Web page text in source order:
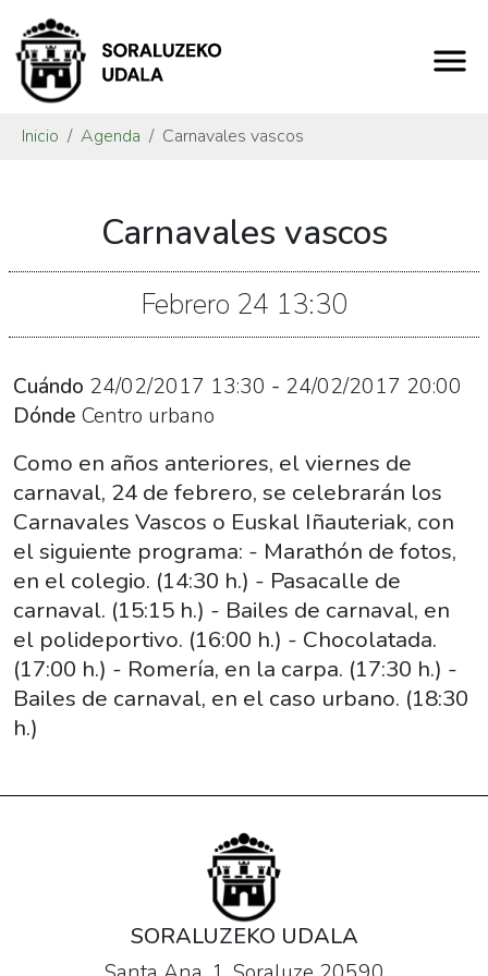
Inicio Agenda Carnavales vascos
02-
24T14:30:00+01:00
2017-
24T21:00:00+01:00
Como
en
años
anteriores,
el
viernes
de
carnaval,
24
Carnavales vascos
Febrero 24 13:30
Cuándo 24/02/2017 13:30 - 24/02/2017 20:00
Dónde Centro urbano
Como en años anteriores, el viernes de
carnaval, 24 de febrero, se celebrarán los
Carnavales Vascos o Euskal Iñauteriak, con
el siguiente programa: - Marathón de fotos,
en el colegio. (14:30 h.) - Pasacalle de
carnaval. (15:15 h.) - Bailes de carnaval, en
el polideportivo. (16:00 h.) - Chocolatada.
(17:00 h.) - Romería, en la carpa. (17:30 h.) -
Bailes de carnaval, en el caso urbano. (18:30
h.)
SORALUZEKO UDALA